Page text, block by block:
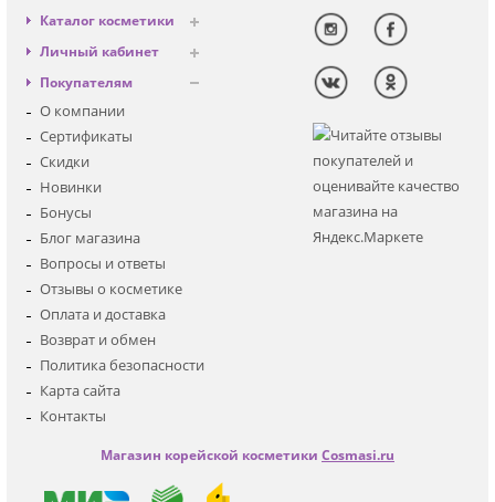
Каталог косметики
Антивозрастная
Декоративная
Для глаз
Для тела
Наборы
Детская
Личный кабинет
Вход
Регистрация
Покупателям
О компании
Сертификаты
Скидки
Новинки
Бонусы
Блог магазина
Вопросы и ответы
Отзывы о косметике
Оплата и доставка
Возврат и обмен
Политика безопасности
Карта сайта
Контакты
Магазин корейской косметики Cosmasi.ru